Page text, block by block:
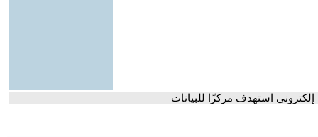
استهدف مركزًا للبيانات